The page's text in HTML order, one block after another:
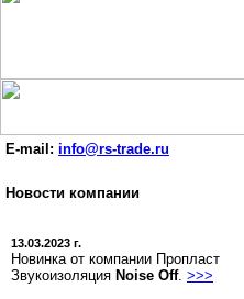
E-mail: info@rs-trade.ru
Новости компании
13.03.2023 г.
Новинка от компании Пропласт
Звукоизоляция Noise Off. >>>